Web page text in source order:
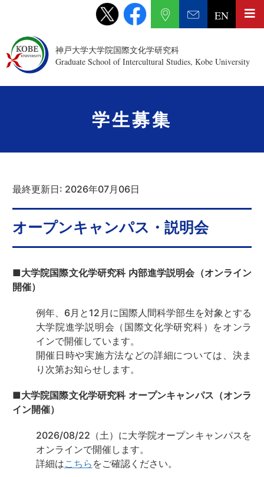
神戸大学大学院国際文化学研究科
Graduate School of Intercultural Studies, Kobe University
EN
学生募集
最終更新日: 2026年07月06日
オープンキャンパス・説明会
■大学院国際文化学研究科 内部進学説明会（オンライン
開催）
例年、6月と12月に国際人間科学部生を対象とする
大学院進学説明会（国際文化学研究科）をオンラ
インで開催しています。
開催日時や実施方法などの詳細については、決ま
り次第お知らせします。
■大学院国際文化学研究科 オープンキャンパス（オンラ
イン開催）
2026/08/22（土）に大学院オープンキャンパスを
オンラインで開催します。
詳細はこちら をご確認ください。